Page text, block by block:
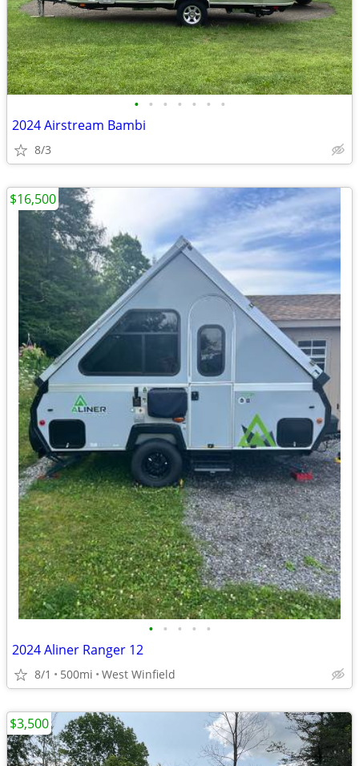
• • • • • • •
2024 Airstream Bambi
8/3
• • • • •
2024 Aliner Ranger 12
8/1 500mi West Winfield
$16,500
$3,500